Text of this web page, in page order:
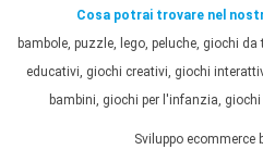
Cosa potrai trovare nel
bambole, puzzle, lego, peluche, giochi
educativi, giochi creativi, giochi
bambini, giochi per l'infanzia,
Sviluppo ecommerce